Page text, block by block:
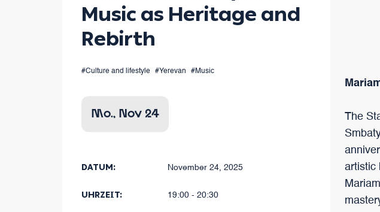
dabei trotzdem ihre
Music as Heritage and
Rebirth
#Culture and lifestyle #Yerevan #Music
Mo., Nov 24
DATUM: November 24, 2025
UHRZEIT: 19:00 - 20:30
The
artistic